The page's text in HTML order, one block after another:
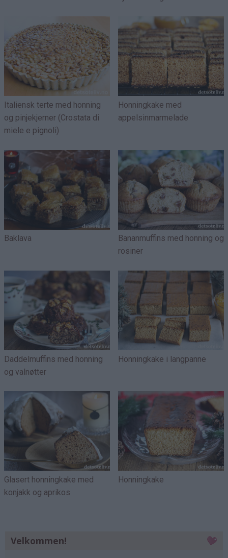
Italiensk terte med honning
og pinjekjerner (Crostata di
miele e pignoli)
Honningkake med
appelsinmarmelade
Baklava
Bananmuffins med honning og
rosiner
Daddelmuffins med honning
og valnøtter
Honningkake i langpanne
Glasert honningkake med
konjakk og aprikos
Honningkake
Velkommen!